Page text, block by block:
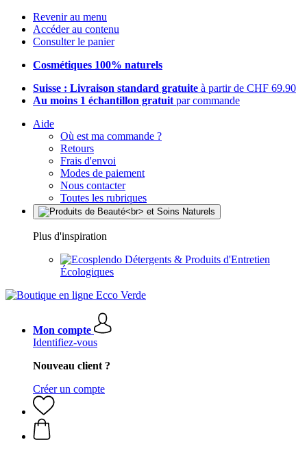
Revenir au menu
Accéder au contenu
Consulter le panier
Cosmétiques 100% naturels
Suisse : Livraison standard gratuite à partir de CHF 69.90
Au moins 1 échantillon gratuit par commande
Aide
Où est ma commande ?
Retours
Frais d'envoi
Modes de paiement
Nous contacter
Toutes les rubriques
Plus d'inspiration
Détergents & Produits d'Entretien
Écologiques
Mon compte
Identifiez-vous
Nouveau client ?
Créer un compte